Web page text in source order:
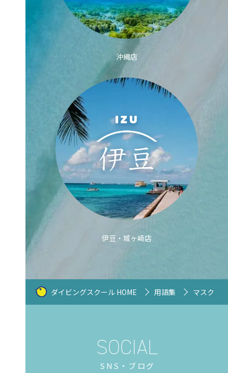
沖縄店
伊豆・城ヶ崎店
ダイビングスクール HOME 用語集 マスク
SNS・ブログ